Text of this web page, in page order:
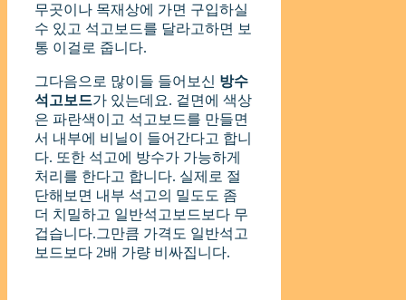
무곳이나 목재상에 가면 구입하실
수 있고 석고보드를 달라고하면 보
통 이걸로 줍니다.
그다음으로 많이들 들어보신 방수
석고보드가 있는데요. 겉면에 색상
은 파란색이고 석고보드를 만들면
서 내부에 비닐이 들어간다고 합니
다. 또한 석고에 방수가 가능하게
처리를 한다고 합니다. 실제로 절
단해보면 내부 석고의 밀도도 좀
더 치밀하고 일반석고보드보다 무
겁습니다.그만큼 가격도 일반석고
보드보다 2배 가량 비싸집니다.